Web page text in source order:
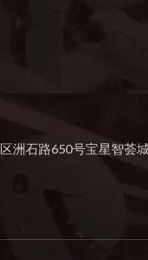
洲石路650号宝星智荟